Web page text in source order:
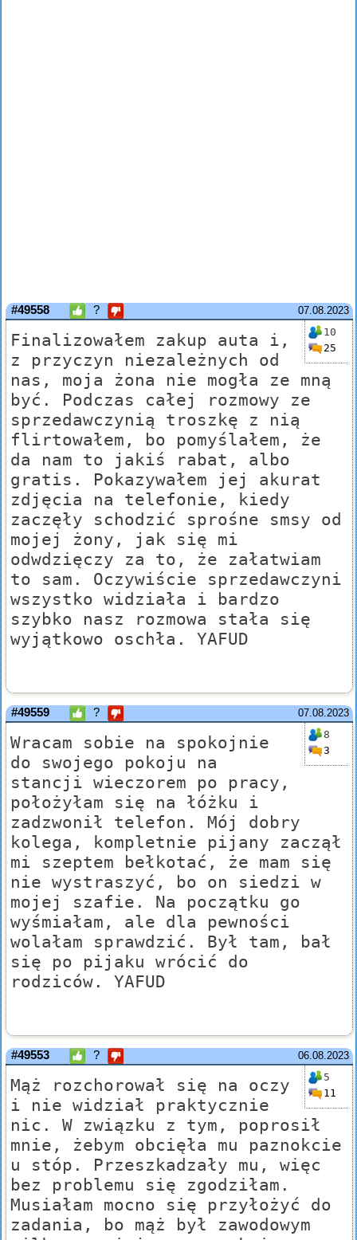
07.08.2023
#49558 ?
10
25
Finalizowałem zakup auta i,
z przyczyn niezależnych od
nas, moja żona nie mogła ze mną
być. Podczas całej rozmowy ze
sprzedawczynią troszkę z nią
flirtowałem, bo pomyślałem, że
da nam to jakiś rabat, albo
gratis. Pokazywałem jej akurat
zdjęcia na telefonie, kiedy
zaczęły schodzić sprośne smsy od
mojej żony, jak się mi
odwdzięczy za to, że załatwiam
to sam. Oczywiście sprzedawczyni
wszystko widziała i bardzo
szybko nasz rozmowa stała się
wyjątkowo oschła. YAFUD
07.08.2023
#49559 ?
8
3
Wracam sobie na spokojnie
do swojego pokoju na
stancji wieczorem po pracy,
położyłam się na łóżku i
zadzwonił telefon. Mój dobry
kolega, kompletnie pijany zaczął
mi szeptem bełkotać, że mam się
nie wystraszyć, bo on siedzi w
mojej szafie. Na początku go
wyśmiałam, ale dla pewności
wolałam sprawdzić. Był tam, bał
się po pijaku wrócić do
rodziców. YAFUD
06.08.2023
#49553 ?
5
11
Mąż rozchorował się na oczy
i nie widział praktycznie
nic. W związku z tym, poprosił
mnie, żebym obcięła mu paznokcie
u stóp. Przeszkadzały mu, więc
bez problemu się zgodziłam.
Musiałam mocno się przyłożyć do
zadania, bo mąż był zawodowym